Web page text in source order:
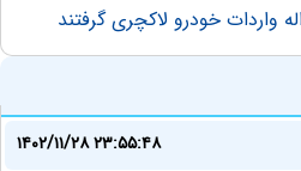
۱۴۰۲/۱۱/۲۸ ۲۳:۵۵:۴۸